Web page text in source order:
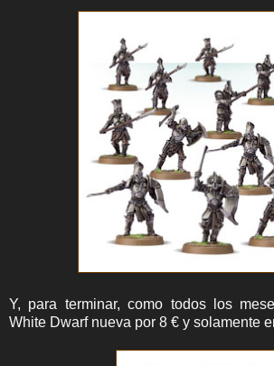
Y, para terminar, como todos los
White Dwarf nueva por 8 € y solamente